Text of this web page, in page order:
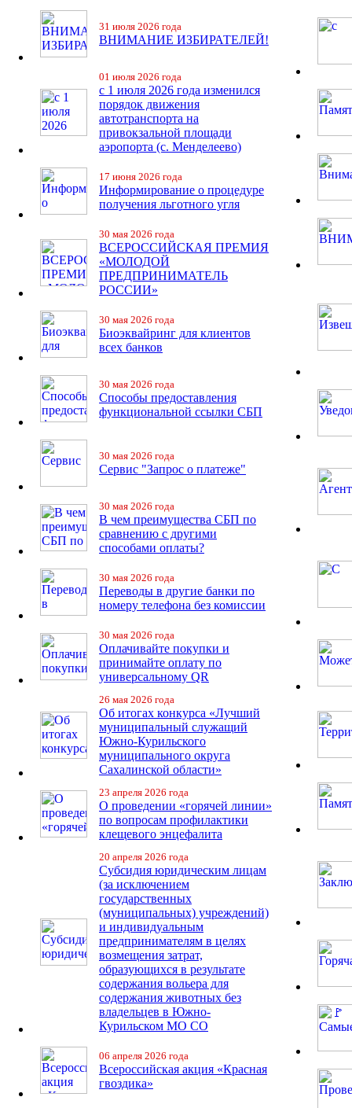
31 июля 2026 года
ВНИМАНИЕ ИЗБИРАТЕЛЕЙ!
01 июля 2026 года
с 1 июля 2026 года изменился
порядок движения
автотранспорта на
привокзальной площади
аэропорта (с. Менделеево)
17 июня 2026 года
Информирование о процедуре
получения льготного угля
30 мая 2026 года
ВСЕРОССИЙСКАЯ ПРЕМИЯ
«МОЛОДОЙ
ПРЕДПРИНИМАТЕЛЬ
РОССИИ»
30 мая 2026 года
Биоэквайринг для клиентов
всех банков
30 мая 2026 года
Способы предоставления
функциональной ссылки СБП
30 мая 2026 года
Сервис "Запрос о платеже"
30 мая 2026 года
В чем преимущества СБП по
сравнению с другими
способами оплаты?
30 мая 2026 года
Переводы в другие банки по
номеру телефона без комиссии
30 мая 2026 года
Оплачивайте покупки и
принимайте оплату по
универсальному QR
26 мая 2026 года
Об итогах конкурса «Лучший
муниципальный служащий
Южно-Курильского
муниципального округа
Сахалинской области»
23 апреля 2026 года
О проведении «горячей линии»
по вопросам профилактики
клещевого энцефалита
20 апреля 2026 года
Субсидия юридическим лицам
(за исключением
государственных
(муниципальных) учреждений)
и индивидуальным
предпринимателям в целях
возмещения затрат,
образующихся в результате
содержания вольера для
содержания животных без
владельцев в Южно-
Курильском МО СО
06 апреля 2026 года
Всероссийская акция «Красная
гвоздика»